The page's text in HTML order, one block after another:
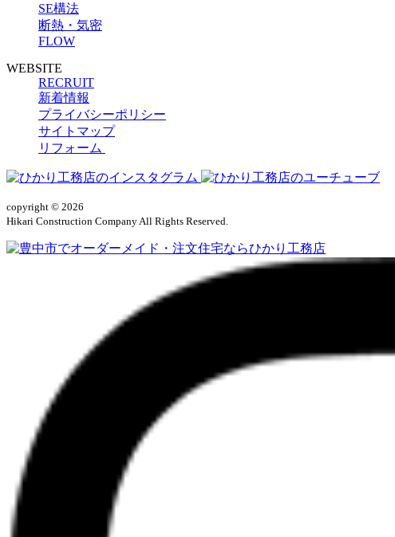
SE構法
断熱・気密
FLOW
WEBSITE
RECRUIT
新着情報
プライバシーポリシー
サイトマップ
リフォーム
copyright © 2026
Hikari Construction Company All Rights Reserved.